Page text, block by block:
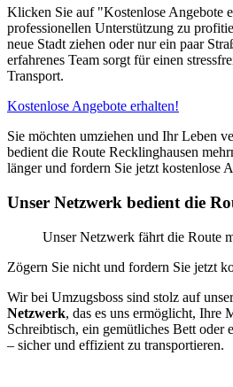
Klicken Sie auf "Kostenlose Angebote
professionellen Unterstützung zu
neue Stadt ziehen oder nur ein paar
erfahrenes Team sorgt für einen
Transport.
Kostenlose Angebote erhalten!
Sie möchten umziehen und Ihr Leben
bedient die Route Recklinghausen
länger und fordern Sie jetzt kostenlose
Unser Netzwerk bedient die
Unser Netzwerk fährt die Route
Zögern Sie nicht und fordern Sie jetzt
Wir bei Umzugsboss sind stolz auf
Netzwerk, das es uns ermöglicht, Ihre
Schreibtisch, ein gemütliches Bett oder
– sicher und effizient zu transportieren.